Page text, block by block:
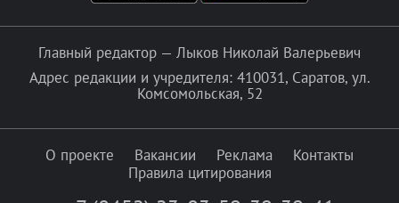
Главный редактор — Лыков Николай Валерьевич
Адрес редакции и учредителя: 410031, Саратов, ул.
Комсомольская, 52
О проекте Вакансии Реклама
Контакты
Правила цитирования